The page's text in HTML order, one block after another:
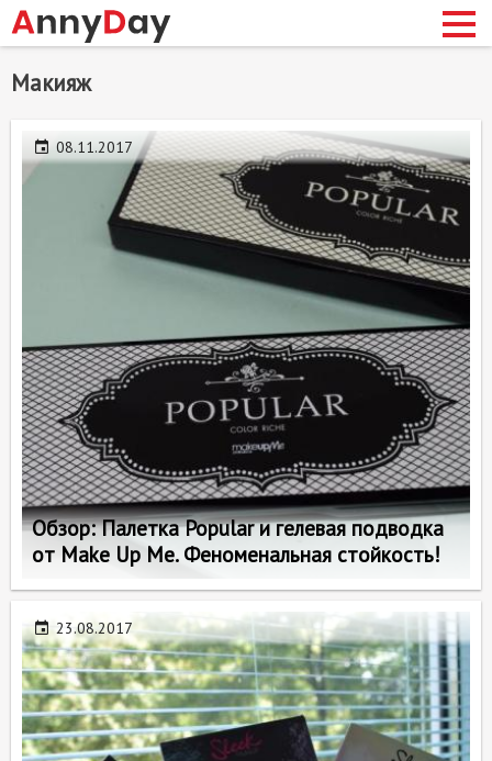
содержанию
макияж
08.11.2017
Обзор: Палетка Popular и гелевая подводка
от Make Up Me. Феноменальная стойкость!
23.08.2017